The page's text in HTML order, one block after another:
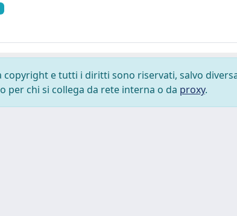
e tutti i diritti sono riservati, salvo
per chi si collega da rete interna o da proxy.